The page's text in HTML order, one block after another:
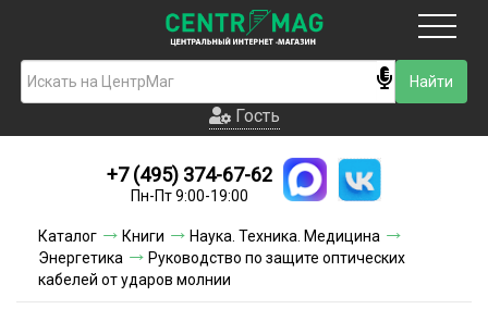
Гость
Новинки
Условия доставки
Условия оплаты
Гость
+7 (495) 374-67-62
Пн-Пт 9:00-19:00
Каталог Книги
Наука. Техника. Медицина
Энергетика
Руководство по защите оптических
кабелей от ударов молнии